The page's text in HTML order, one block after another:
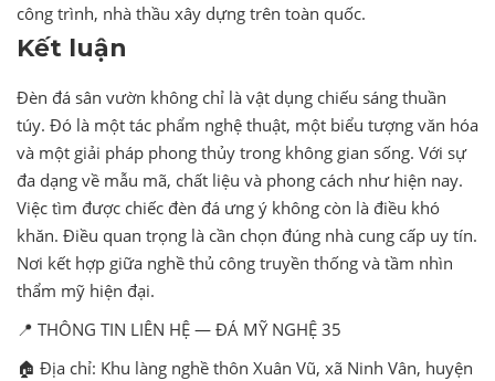
công trình, nhà thầu xây dựng trên toàn quốc.
Kết luận
Đèn đá sân vườn không chỉ là vật dụng chiếu sáng thuần
túy. Đó là một tác phẩm nghệ thuật, một biểu tượng văn hóa
và một giải pháp phong thủy trong không gian sống. Với sự
đa dạng về mẫu mã, chất liệu và phong cách như hiện nay.
Việc tìm được chiếc đèn đá ưng ý không còn là điều khó
khăn. Điều quan trọng là cần chọn đúng nhà cung cấp uy tín.
Nơi kết hợp giữa nghề thủ công truyền thống và tầm nhìn
thẩm mỹ hiện đại.
📍 THÔNG TIN LIÊN HỆ — ĐÁ MỸ NGHỆ 35
🏠 Địa chỉ: Khu làng nghề thôn Xuân Vũ, xã Ninh Vân, huyện